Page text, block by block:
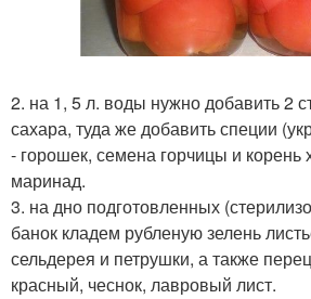
2. на 1, 5 л. воды нужно добавить 2
сахара, туда же добавить специи
- горошек, семена горчицы и корень
маринад.
3. на дно подготовленных
банок кладем рубленую зелень
сельдерея и петрушки, а также
красный, чеснок, лавровый лист.